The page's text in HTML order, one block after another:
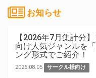
お知らせ
【2026年7月集計分
向け人気ジャンルを
ング形式でご紹介！
2026.08.05 サークル様向け